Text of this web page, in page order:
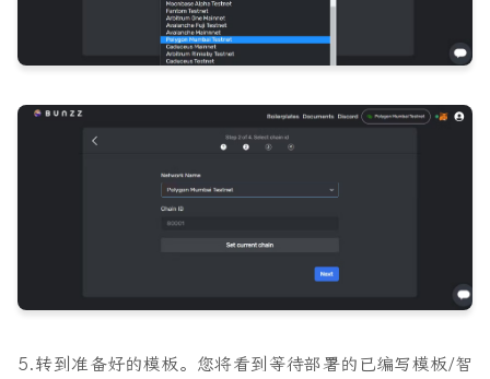
5.转到准备好的模板。您将看到等待部署的已编写模板/智